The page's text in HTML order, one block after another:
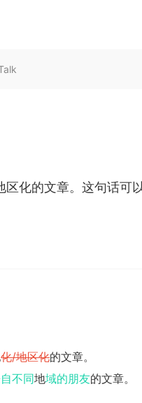
化的文章。这句话可
化/地区化的文章。
不同地域的朋友的文章。